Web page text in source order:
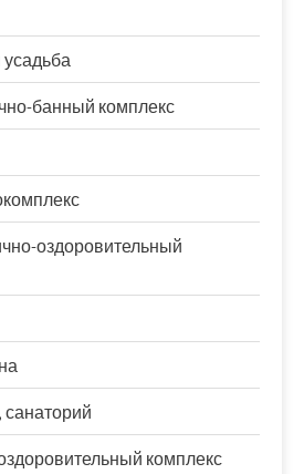
банный комплекс
оздоровительный
комплекс